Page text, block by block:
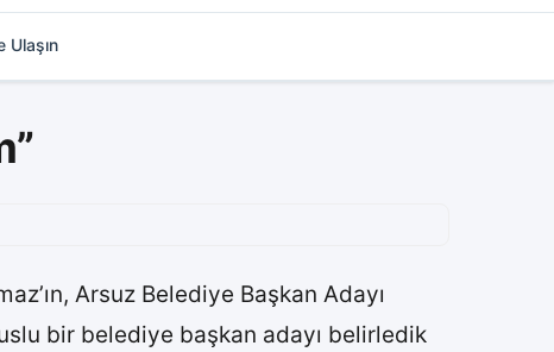
Ulaşın
Arsuz Belediye Başkan Adayı
bir belediye başkan adayı belirledik